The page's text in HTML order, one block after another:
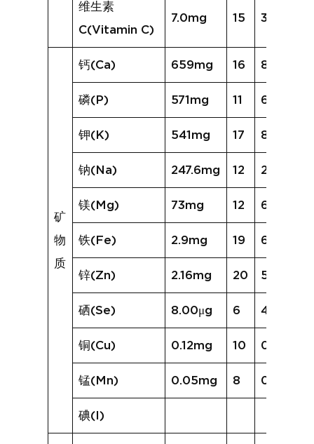
维生素
C(Vitamin C)
7.0mg 15 31.4mg
矿
物
质
钙(Ca) 659mg 16 858mg
磷(P) 571mg 11 618mg
钾(K) 541mg 17 882mg
钠(Na) 247.6mg 12 219.5mg
镁(Mg) 73mg 12 64mg
铁(Fe) 2.9mg 19 6.0mg
锌(Zn) 2.16mg 20 5.13mg
硒(Se) 8.00μg 6 4.43μg
铜(Cu) 0.12mg 10 0.12mg
锰(Mn) 0.05mg 8 0.12mg
碘(I)